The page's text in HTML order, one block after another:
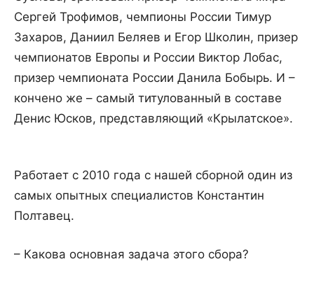
Сергей Трофимов, чемпионы России Тимур
Захаров, Даниил Беляев и Егор Школин, призер
чемпионатов Европы и России Виктор Лобас,
призер чемпионата России Данила Бобырь. И –
кончено же – самый титулованный в составе
Денис Юсков, представляющий «Крылатское».
Работает с 2010 года с нашей сборной один из
самых опытных специалистов Константин
Полтавец.
– Какова основная задача этого сбора?